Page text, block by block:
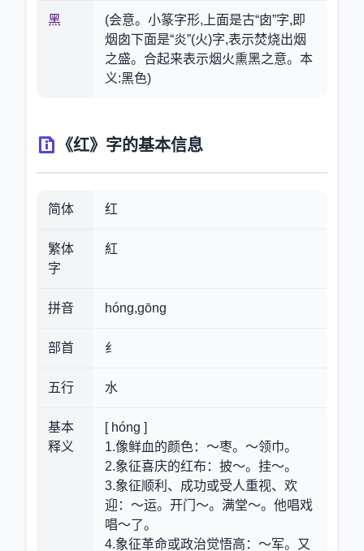
黑
(会意。小篆字形,上面是古“囱”字,即
烟囱下面是“炎”(火)字,表示焚烧出烟
之盛。合起来表示烟火熏黑之意。本
义:黑色)
《红》字的基本信息
简体 红
繁体
字
紅
拼音 hóng,gōng
部首 纟
五行 水
基本
释义
[ hóng ]
1.像鲜血的颜色：～枣。～领巾。
2.象征喜庆的红布 ：披～。挂～。
3.象征顺利、成功或受人重视、欢
迎 ：～运。开门～。满堂～。他唱戏
唱～了。
4.象征革命或政治觉悟高 ：～军。又